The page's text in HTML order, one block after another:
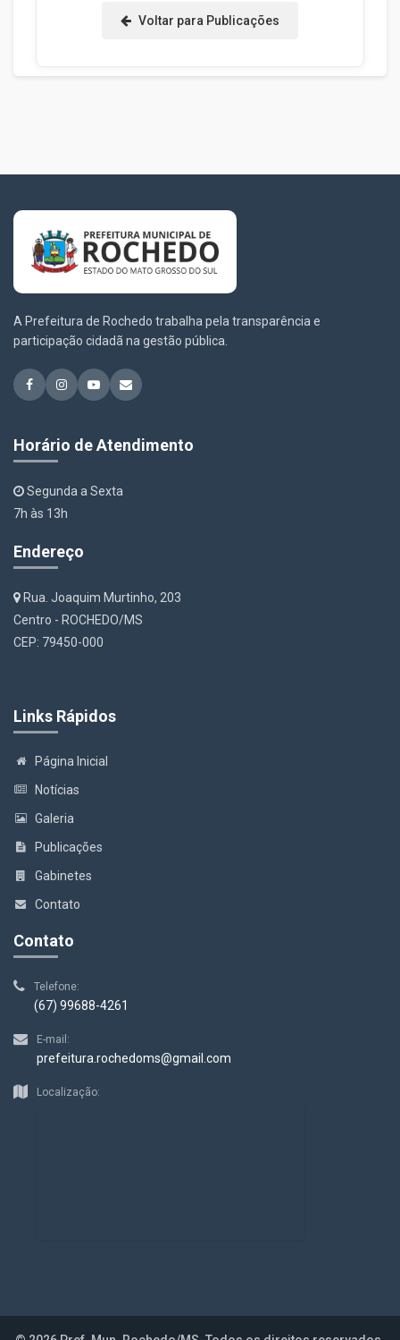
Voltar para Publicações
A Prefeitura de Rochedo trabalha pela transparência e
participação cidadã na gestão pública.
Horário de Atendimento
Segunda a Sexta
7h às 13h
Endereço
Rua. Joaquim Murtinho, 203
Centro - ROCHEDO/MS
CEP: 79450-000
Links Rápidos
Página Inicial
Notícias
Galeria
Publicações
Gabinetes
Contato
Contato
Telefone:
(67) 99688-4261
E-mail:
prefeitura.rochedoms@gmail.com
Localização: